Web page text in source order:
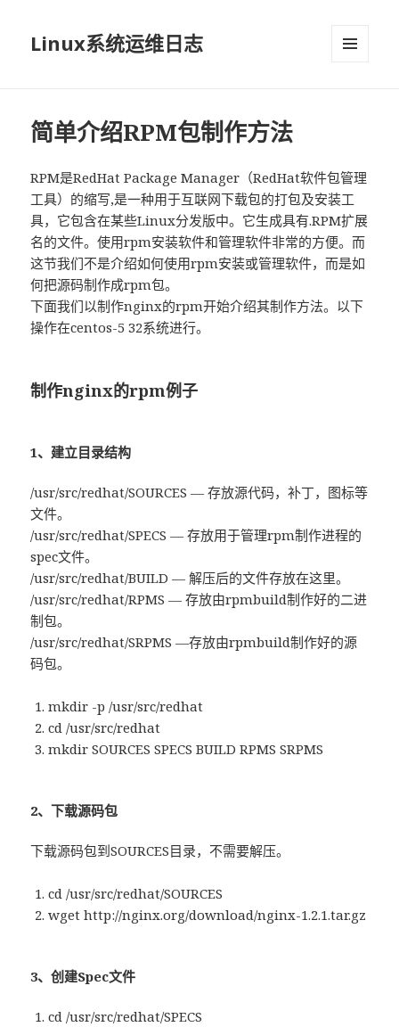
Linux系统运维日志
简单介绍RPM包制作方法
RPM是RedHat Package Manager（RedHat软件包管理
工具）的缩写,是一种用于互联网下载包的打包及安装工
具，它包含在某些Linux分发版中。它生成具有.RPM扩展
名的文件。使用rpm安装软件和管理软件非常的方便。而
这节我们不是介绍如何使用rpm安装或管理软件，而是如
何把源码制作成rpm包。
下面我们以制作nginx的rpm开始介绍其制作方法。以下
操作在centos-5 32系统进行。
制作nginx的rpm例子
1、建立目录结构
/usr/src/redhat/SOURCES — 存放源代码，补丁，图标等
文件。
/usr/src/redhat/SPECS — 存放用于管理rpm制作进程的
spec文件。
/usr/src/redhat/BUILD — 解压后的文件存放在这里。
/usr/src/redhat/RPMS — 存放由rpmbuild制作好的二进
制包。
/usr/src/redhat/SRPMS —存放由rpmbuild制作好的源
码包。
mkdir -p /usr/src/redhat
cd /usr/src/redhat
mkdir SOURCES SPECS BUILD RPMS SRPMS
2、下载源码包
下载源码包到SOURCES目录，不需要解压。
cd /usr/src/redhat/SOURCES
wget http://nginx.org/download/nginx-1.2.1.tar.gz
3、创建Spec文件
cd /usr/src/redhat/SPECS